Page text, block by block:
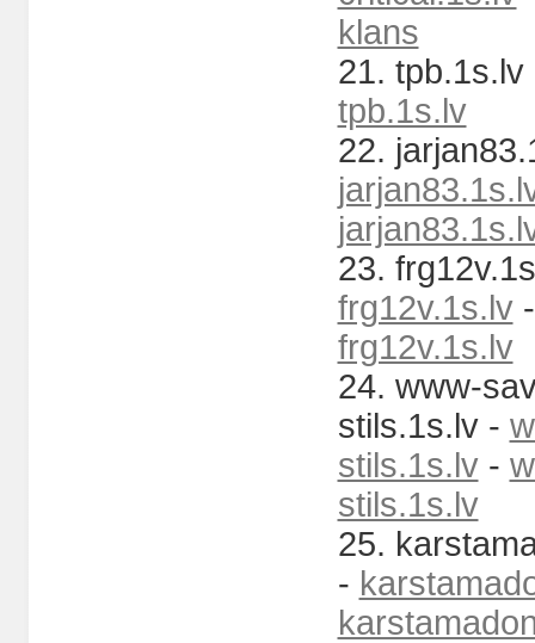
klans
21.
tpb.1s.lv
22.
23.
frg12v.1s.lv-
frg12v.1s.lv
24. www-
stils.1s.lv -
stils.1s.lv-
stils.1s.lv
25.
-